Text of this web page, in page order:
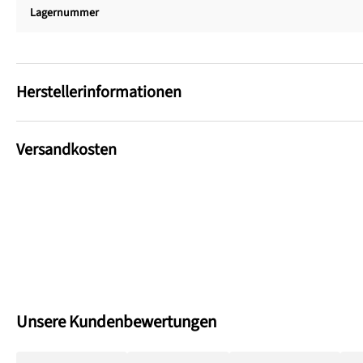
Lagernummer
Herstellerinformationen
Versandkosten
Unsere Kundenbewertungen